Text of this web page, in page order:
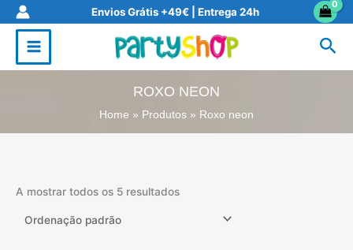
Skip
content
Envios Grátis +49€ | Entrega 24h
ROXO NEON
Home Produtos Roxo neon
A mostrar todos os 5 resultados